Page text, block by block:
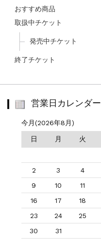
おすすめ商品
取扱中チケット
発売中チケット
終了チケット
営業日カレンダー
今月(2026年8月)
日 月 火
2
3 4
9
10 11
16
17 18
23
24 25
30
31